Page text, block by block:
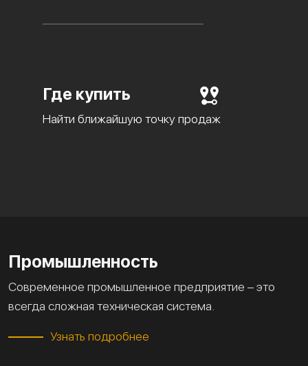
Где купить
Найти ближайшую точку продаж
Промышленность
Современное промышленное предприятие – это
всегда сложная техническая система.
Узнать подробнее